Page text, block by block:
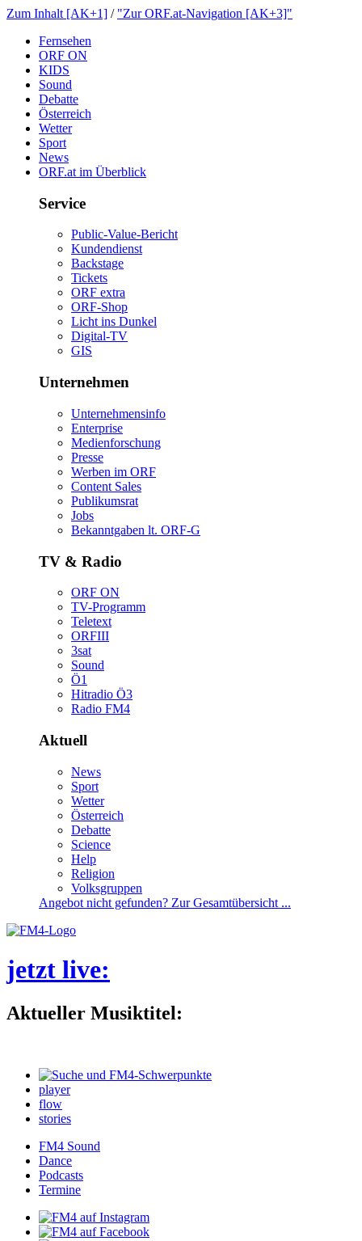
ZumInhalt[AK+1] / "ZurORF.at-Navigation[AK+3]"
Fernsehen
ORFON
KIDS
Sound
Debatte
Österreich
Wetter
Sport
News
ORF.atimÜberblick
Service
Public-Value-Bericht
Kundendienst
Backstage
Tickets
ORFextra
ORF-Shop
LichtinsDunkel
Digital-TV
GIS
Unternehmen
Unternehmensinfo
Enterprise
Medienforschung
Presse
WerbenimORF
ContentSales
Publikumsrat
Jobs
Bekanntgabenlt.ORF-G
TV&Radio
ORFON
TV-Programm
Teletext
ORFIII
3sat
Sound
Ö1
HitradioÖ3
RadioFM4
Aktuell
News
Sport
Wetter
Österreich
Debatte
Science
Help
Religion
Volksgruppen
Angebotnichtgefunden?ZurGesamtübersicht...
jetztlive:
AktuellerMusiktitel:
player
flow
stories
FM4Sound
Dance
Podcasts
Termine